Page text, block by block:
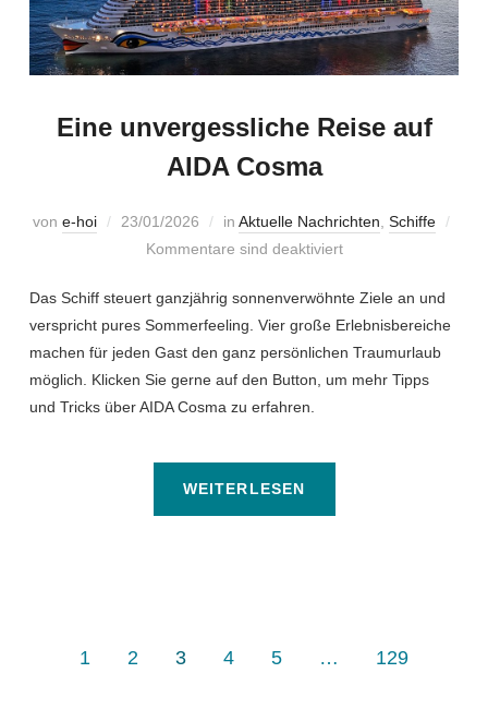
Eine unvergessliche Reise auf
AIDA Cosma
von e-hoi 23/01/2026 in Aktuelle Nachrichten Schiffe
Kommentare sind deaktiviert
Das Schiff steuert ganzjährig sonnenverwöhnte Ziele an und
verspricht pures Sommerfeeling. Vier große Erlebnisbereiche
machen für jeden Gast den ganz persönlichen Traumurlaub
möglich. Klicken Sie gerne auf den Button, um mehr Tipps
und Tricks über AIDA Cosma zu erfahren.
WEITERLESEN
1 2 3 4 5 … 129